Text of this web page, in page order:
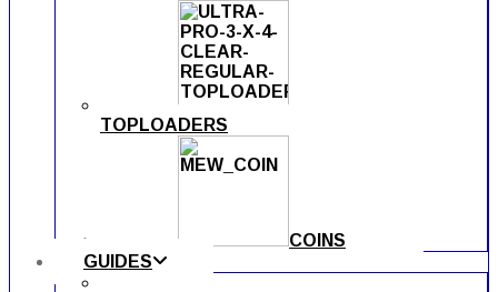
TOPLOADERS
COINS
GUIDES